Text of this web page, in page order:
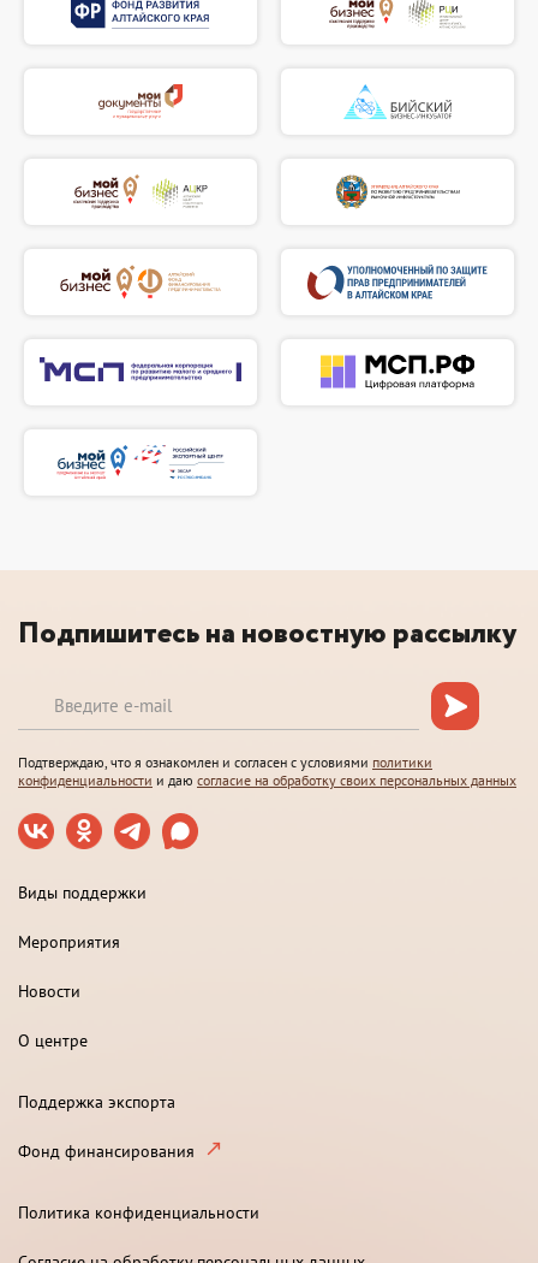
Подпишитесь на новостную рассылку
Подтверждаю, что я ознакомлен и согласен с условиями политики
конфиденциальности и даю согласие на обработку своих персональных данных
Виды поддержки
Мероприятия
Новости
О центре
Поддержка экспорта
Фонд финансирования
Политика конфиденциальности